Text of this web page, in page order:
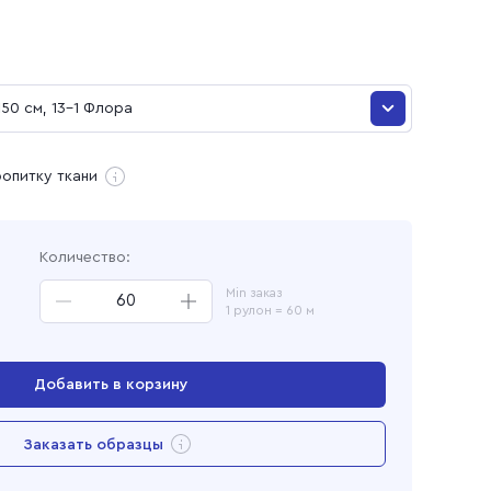
см, 13-1 Флора
см, 13-1 Флора
ткани
Количество:
Min заказ
1 рулон = 60 м
Добавить в корзину
Заказать образцы